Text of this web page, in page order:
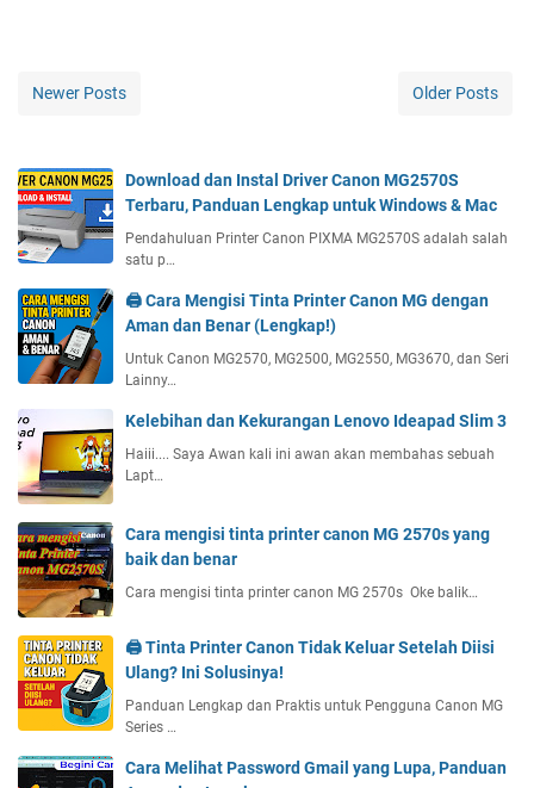
Newer Posts Older Posts
Download dan Instal Driver Canon MG2570S
Terbaru, Panduan Lengkap untuk Windows & Mac
Pendahuluan Printer Canon PIXMA MG2570S adalah salah
satu p…
🖨️ Cara Mengisi Tinta Printer Canon MG dengan
Aman dan Benar (Lengkap!)
Untuk Canon MG2570, MG2500, MG2550, MG3670, dan Seri
Lainny…
Kelebihan dan Kekurangan Lenovo Ideapad Slim 3
Haiii.... Saya Awan kali ini awan akan membahas sebuah
Lapt…
Cara mengisi tinta printer canon MG 2570s yang
baik dan benar
Cara mengisi tinta printer canon MG 2570s Oke balik…
🖨️ Tinta Printer Canon Tidak Keluar Setelah Diisi
Ulang? Ini Solusinya!
Panduan Lengkap dan Praktis untuk Pengguna Canon MG
Series …
Cara Melihat Password Gmail yang Lupa, Panduan